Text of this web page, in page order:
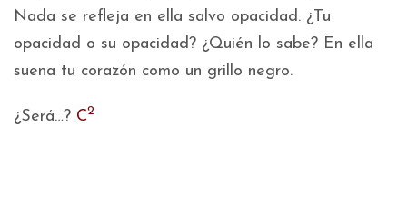
Nada se refleja en ella salvo opacidad. ¿Tu
opacidad o su opacidad? ¿Quién lo sabe? En ella
suena tu corazón como un grillo negro.
¿Será…? C2